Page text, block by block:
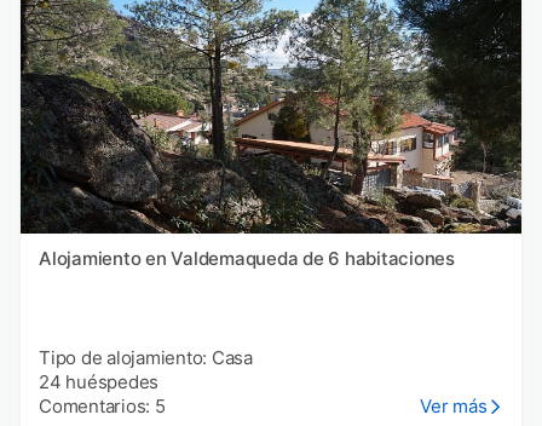
Alojamiento en Valdemaqueda de 6 habitaciones
Tipo de alojamiento: Casa
24 huéspedes
Comentarios: 5
Ver más